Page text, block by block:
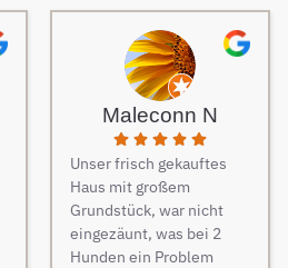
Maleconn N
Unser frisch gekauftes
Haus mit großem
Grundstück, war nicht
eingezäunt, was bei 2
Hunden ein Problem